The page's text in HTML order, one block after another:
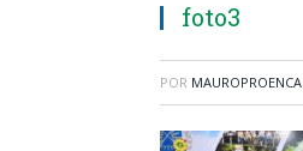
foto3
POR MAUROPROENCA